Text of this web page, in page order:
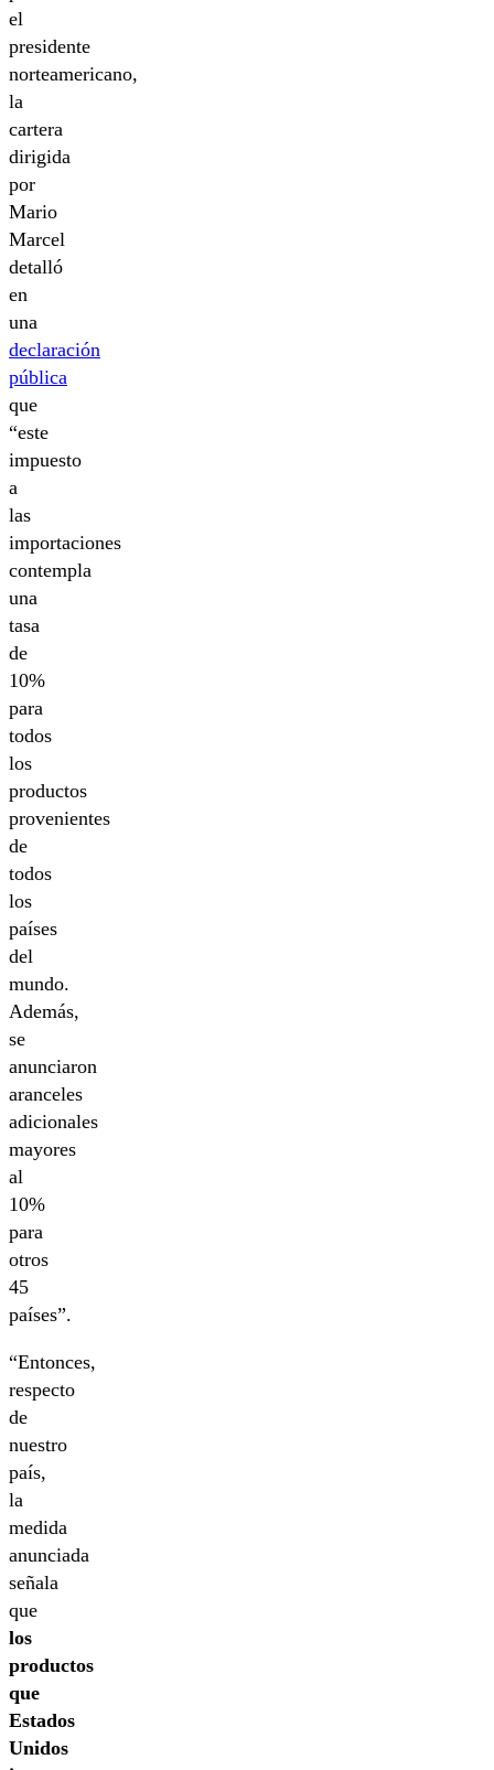
el
presidente
norteamericano,
la
cartera
dirigida
por
Mario
Marcel
detalló
en
una
declaración
pública
que
“este
impuesto
a
las
importaciones
contempla
una
tasa
de
10%
para
todos
los
productos
provenientes
de
todos
los
países
del
mundo.
Además,
se
anunciaron
aranceles
adicionales
mayores
al
10%
para
otros
45
países”.
“Entonces,
respecto
de
nuestro
país,
la
medida
anunciada
señala
que
los
productos
que
Estados
Unidos